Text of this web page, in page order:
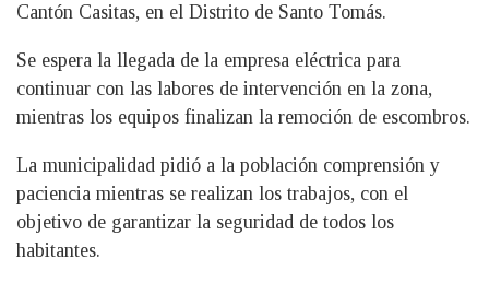
Cantón Casitas, en el Distrito de Santo Tomás.
Se espera la llegada de la empresa eléctrica para
continuar con las labores de intervención en la zona,
mientras los equipos finalizan la remoción de escombros.
La municipalidad pidió a la población comprensión y
paciencia mientras se realizan los trabajos, con el
objetivo de garantizar la seguridad de todos los
habitantes.